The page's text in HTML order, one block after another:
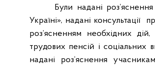
Були надані
Україні», надані консультації
роз’ясненням необхідних
трудових пенсій і соціальних
надані роз’яснення